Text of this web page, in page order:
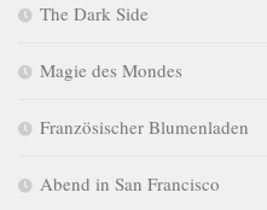
The Dark Side
Magie des Mondes
Französischer Blumenladen
Abend in San Francisco